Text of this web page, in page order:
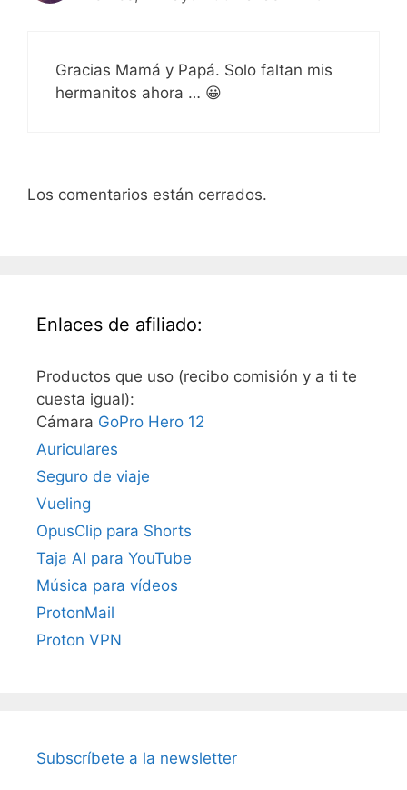
Gracias Mamá y Papá. Solo faltan mis
hermanitos ahora … 😀
Los comentarios están cerrados.
Enlaces de afiliado:
Productos que uso (recibo comisión y a ti te
cuesta igual):
Cámara GoPro Hero 12
Auriculares
Seguro de viaje
Vueling
OpusClip para Shorts
Taja AI para YouTube
Música para vídeos
ProtonMail
Proton VPN
Subscríbete a la newsletter